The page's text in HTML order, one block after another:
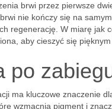
brwi przez pierwsze
nie kończy się na
regenerację. W miarę jak
aby cieszyć się pięknym
po
ma kluczowe znaczenie
wzmacnia pigment i